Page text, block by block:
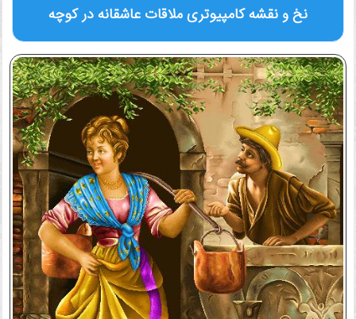
نخ و نقشه کامپیوتریملاقات عاشقانه در کوچه